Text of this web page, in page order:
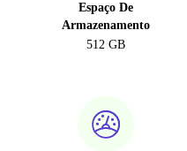
Espaço De
Armazenamento
512 GB